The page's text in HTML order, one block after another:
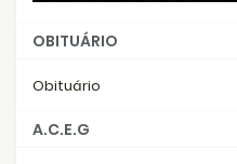
OBITUÁRIO
Obituário
A.C.E.G